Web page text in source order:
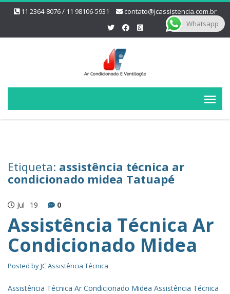
11 2364-8076 / 11 98106-5931 contato@jcassistencia.com.br
Etiqueta: assistência técnica ar
condicionado midea Tatuapé
Jul 19 0
Assistência Técnica Ar
Condicionado Midea
Posted byJC Assistência Técnica
Assistência Técnica Ar Condicionado Midea Assistência Técnica
Whatsapp